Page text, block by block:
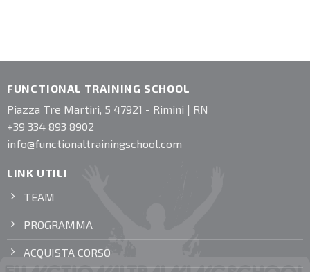
FUNCTIONAL TRAINING SCHOOL
Piazza Tre Martiri, 5 47921 - Rimini | RN
+39 334 893 8902
info@functionaltrainingschool.com
LINK UTILI
TEAM
PROGRAMMA
ACQUISTA CORSO